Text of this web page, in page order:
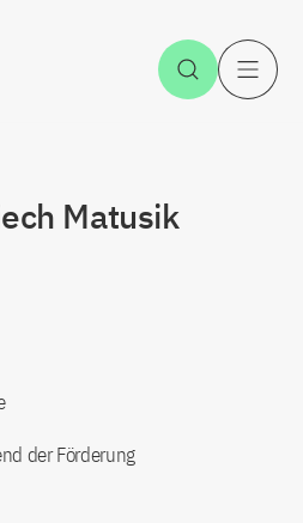
Suche
Matusik
der Förderung